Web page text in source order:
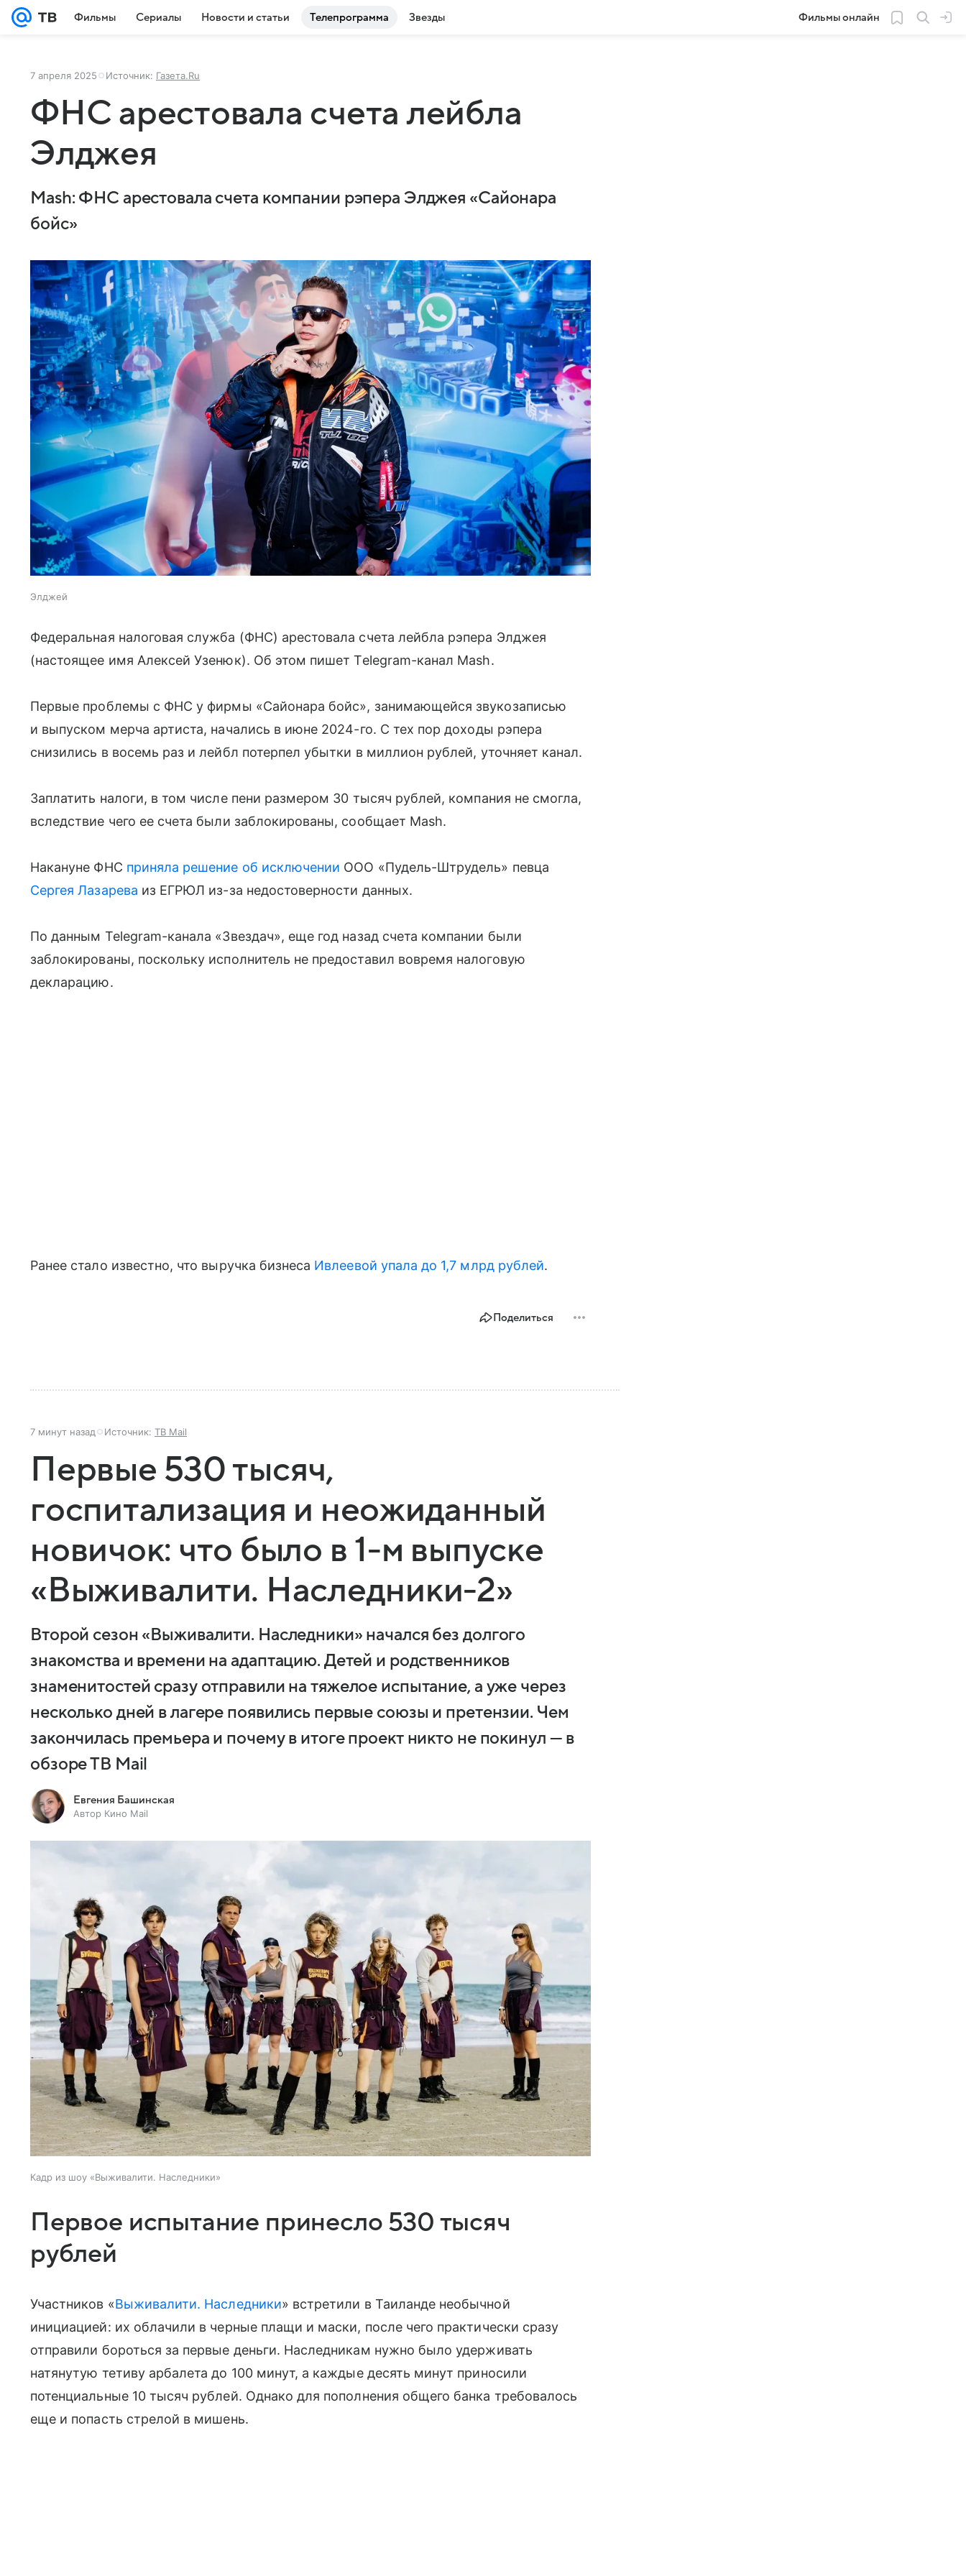
Фильмы Сериалы Новости и статьи Телепрограмма Звезды Фильмы онлайн
7 апреля 2025 Источник: Газета.Ru
ФНС арестовала счета лейбла
Элджея
Mash: ФНС арестовала счета компании рэпера Элджея «Сайонара
бойс»
Элджей
Федеральная налоговая служба (ФНС) арестовала счета лейбла рэпера Элджея
(настоящее имя Алексей Узенюк). Об этом пишет Telegram-канал Mash.
Первые проблемы с ФНС у фирмы «Сайонара бойс», занимающейся звукозаписью
и выпуском мерча артиста, начались в июне 2024-го. С тех пор доходы рэпера
снизились в восемь раз и лейбл потерпел убытки в миллион рублей, уточняет канал.
Заплатить налоги, в том числе пени размером 30 тысяч рублей, компания не смогла,
вследствие чего ее счета были заблокированы, сообщает Mash.
Накануне ФНС приняла решение об исключении ООО «Пудель-Штрудель» певца
Сергея Лазарева из ЕГРЮЛ из-за недостоверности данных.
По данным Telegram-канала «Звездач», еще год назад счета компании были
заблокированы, поскольку исполнитель не предоставил вовремя налоговую
декларацию.
Ранее стало известно, что выручка бизнеса Ивлеевой упала до 1,7 млрд рублей.
Поделиться
7 минут назад Источник: ТВ Mail
Первые 530 тысяч,
госпитализация и неожиданный
новичок: что было в 1-м выпуске
«Выживалити. Наследники-2»
Второй сезон «Выживалити. Наследники» начался без долгого
знакомства и времени на адаптацию. Детей и родственников
знаменитостей сразу отправили на тяжелое испытание, а уже через
несколько дней в лагере появились первые союзы и претензии. Чем
закончилась премьера и почему в итоге проект никто не покинул — в
обзоре ТВ Mail
Евгения Башинская
Автор Кино Mail
Кадр из шоу «Выживалити. Наследники»
Первое испытание принесло 530 тысяч
рублей
Участников «Выживалити. Наследники» встретили в Таиланде необычной
инициацией: их облачили в черные плащи и маски, после чего практически сразу
отправили бороться за первые деньги. Наследникам нужно было удерживать
натянутую тетиву арбалета до 100 минут, а каждые десять минут приносили
потенциальные 10 тысяч рублей. Однако для пополнения общего банка требовалось
еще и попасть стрелой в мишень.